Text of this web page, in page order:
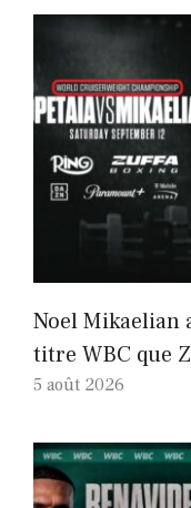
Noel Mikaelian
titre WBC que
5 août 2026